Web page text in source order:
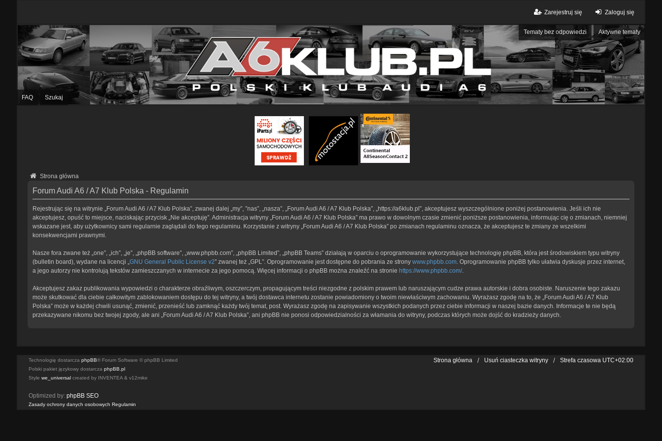
Zaloguj się
Zarejestruj się
Tematy bez odpowiedzi Aktywne tematy
FAQ Szukaj
Strona główna
Forum Audi A6 / A7 Klub Polska - Regulamin
Rejestrując się na witrynie „Forum Audi A6 / A7 Klub Polska”, zwanej dalej „my”, ”nas”, „nasza”, „Forum Audi A6 / A7 Klub Polska”, „https://a6klub.pl”, akceptujesz wyszczególnione poniżej postanowienia. Jeśli ich nie
akceptujesz, opuść to miejsce, naciskając przycisk „Nie akceptuję”. Administracja witryny „Forum Audi A6 / A7 Klub Polska” ma prawo w dowolnym czasie zmienić poniższe postanowienia, informując cię o zmianach, niemniej
wskazane jest, aby użytkownicy sami regularnie zaglądali do tego regulaminu. Korzystanie z witryny „Forum Audi A6 / A7 Klub Polska” po zmianach regulaminu oznacza, że akceptujesz te zmiany ze wszelkimi
konsekwencjami prawnymi.
Nasze fora zwane też „one”, „ich”, „je”, „phpBB software”, „www.phpbb.com”, „phpBB Limited”, „phpBB Teams” działają w oparciu o oprogramowanie wykorzystujące technologię phpBB, która jest środowiskiem typu witryny
(bulletin board), wydane na licencji „GNU General Public License v2” zwanej też „GPL”. Oprogramowanie jest dostępne do pobrania ze strony www.phpbb.com. Oprogramowanie phpBB tylko ułatwia dyskusje przez internet,
a jego autorzy nie kontrolują tekstów zamieszczanych w internecie za jego pomocą. Więcej informacji o phpBB można znaleźć na stronie https://www.phpbb.com/.
Akceptujesz zakaz publikowania wypowiedzi o charakterze obraźliwym, oszczerczym, propagującym treści niezgodne z polskim prawem lub naruszającym cudze prawa autorskie i dobra osobiste. Naruszenie tego zakazu
może skutkować dla ciebie całkowitym zablokowaniem dostępu do tej witryny, a twój dostawca internetu zostanie powiadomiony o twoim niewłaściwym zachowaniu. Wyrażasz zgodę na to, że „Forum Audi A6 / A7 Klub
Polska” może w każdej chwili usunąć, zmienić, przenieść lub zamknąć każdy twój temat, post. Wyrażasz zgodę na zapisywanie wszystkich podanych przez ciebie informacji w naszej bazie danych. Informacje te nie będą
przekazywane nikomu bez twojej zgody, ale ani „Forum Audi A6 / A7 Klub Polska”, ani phpBB nie ponosi odpowiedzialności za włamania do witryny, podczas których może dojść do kradzieży danych.
Strona główna Usuń ciasteczka witryny Strefa czasowa UTC+02:00
Technologię dostarcza phpBB® Forum Software © phpBB Limited
Polski pakiet językowy dostarcza phpBB.pl
Style we_universalcreated by INVENTEA & v12mike
Optimized by: phpBB SEO
Zasady ochrony danych osobowych Regulamin